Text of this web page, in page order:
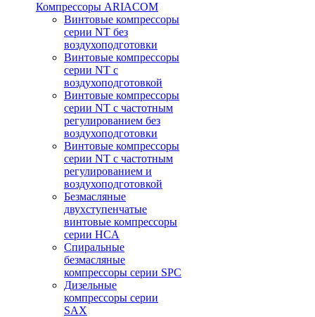
Компрессоры ARIACOM
Винтовые компрессоры
серии NT без
воздухоподготовки
Винтовые компрессоры
серии NT c
воздухоподготовкой
Винтовые компрессоры
серии NT с частотным
регулированием без
воздухоподготовки
Винтовые компрессоры
серии NT с частотным
регулированием и
воздухоподготовкой
Безмасляные
двухступенчатые
винтовые компрессоры
серии HCA
Спиральные
безмасляные
компрессоры серии SPC
Дизельные
компрессоры серии
SAX